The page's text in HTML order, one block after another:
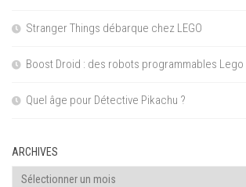
Stranger Things débarque chez LEGO
Boost Droid : des robots programmables Lego
Quel âge pour Détective Pikachu ?
ARCHIVES
Archives